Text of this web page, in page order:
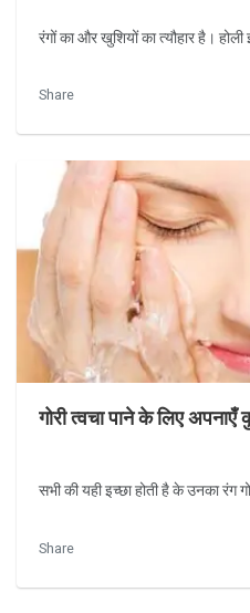
रंगों का और खुशियों का त्यौहार है। होली
Share
गोरी त्वचा पाने के लिए
सभी की यही इच्छा होती है के उनका रंग
Share